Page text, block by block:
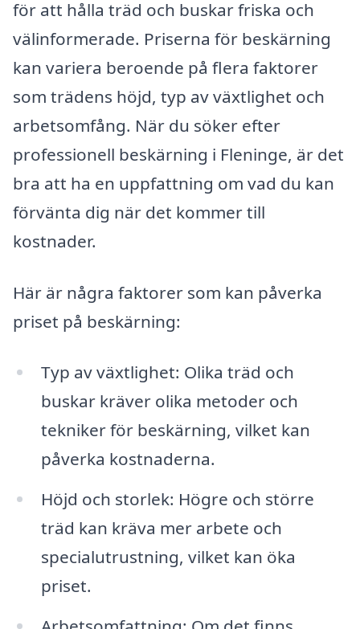
för att hålla träd och buskar friska och
välinformerade. Priserna för beskärning
kan variera beroende på flera faktorer
som trädens höjd, typ av växtlighet och
arbetsomfång. När du söker efter
professionell beskärning i Fleninge, är det
bra att ha en uppfattning om vad du kan
förvänta dig när det kommer till
kostnader.
Här är några faktorer som kan påverka
priset på beskärning:
Typ av växtlighet: Olika träd och
buskar kräver olika metoder och
tekniker för beskärning, vilket kan
påverka kostnaderna.
Höjd och storlek: Högre och större
träd kan kräva mer arbete och
specialutrustning, vilket kan öka
priset.